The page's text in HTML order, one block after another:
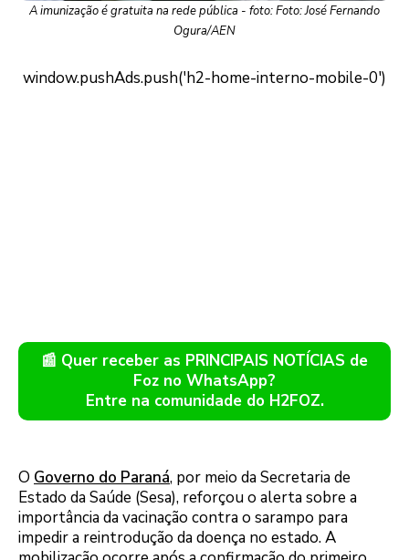
A imunização é gratuita na rede pública - foto: Foto: José Fernando
Ogura/AEN
📰 Quer receber as PRINCIPAIS NOTÍCIAS de
Foz no WhatsApp?
Entre na comunidade do H2FOZ.
O Governo do Paraná, por meio da Secretaria de
Estado da Saúde (Sesa), reforçou o alerta sobre a
importância da vacinação contra o sarampo para
impedir a reintrodução da doença no estado. A